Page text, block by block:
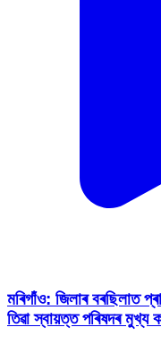
মৰিগাঁও: জিলাৰ বৰছিলাত
তিৱা স্বায়ত্ত পৰিষদৰ মুখ্য